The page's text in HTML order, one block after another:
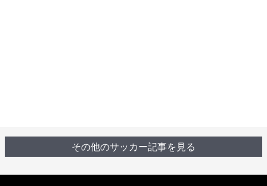
その他のサッカー記事を見る